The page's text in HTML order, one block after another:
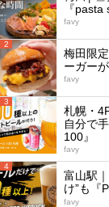
『
favy
2
梅田限
ーガー
favy
3
札幌・
自分で
100』
favy
4
富山駅
け”も『
favy